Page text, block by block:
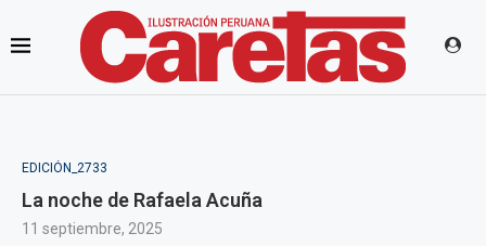
EDICIÓN_2733
La noche de Rafaela Acuña
11 septiembre, 2025